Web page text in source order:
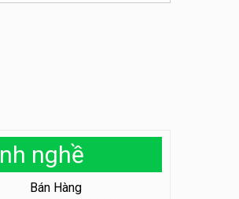
nghề
Bán Hàng